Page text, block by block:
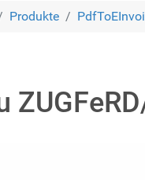
Produkte